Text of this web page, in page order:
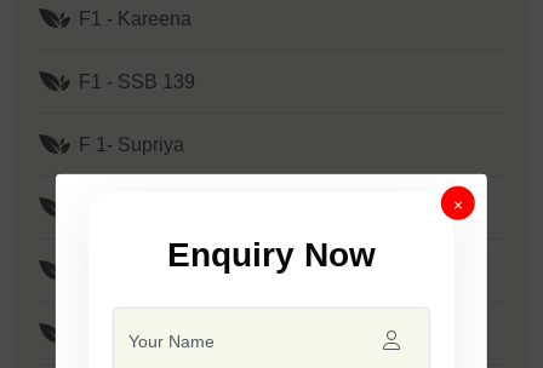
F1 - Kareena
F1 - SSB 139
F 1- Supriya
F1 - SSB 807
F1 - Mallika
×
Enquiry Now